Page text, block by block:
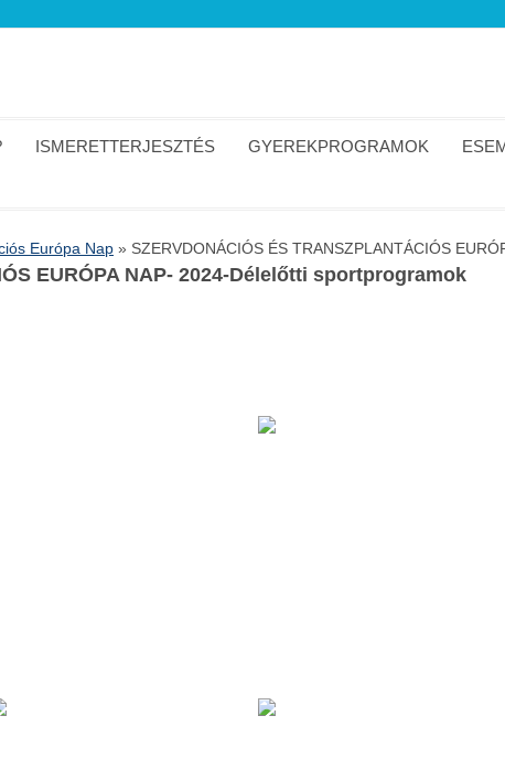
ISMERETTERJESZTÉS GYEREKPROGRAMOK
Európa Nap » SZERVDONÁCIÓS ÉS TRANSZPLANTÁCIÓS
EURÓPA NAP- 2024-Délelőtti sportprogramok